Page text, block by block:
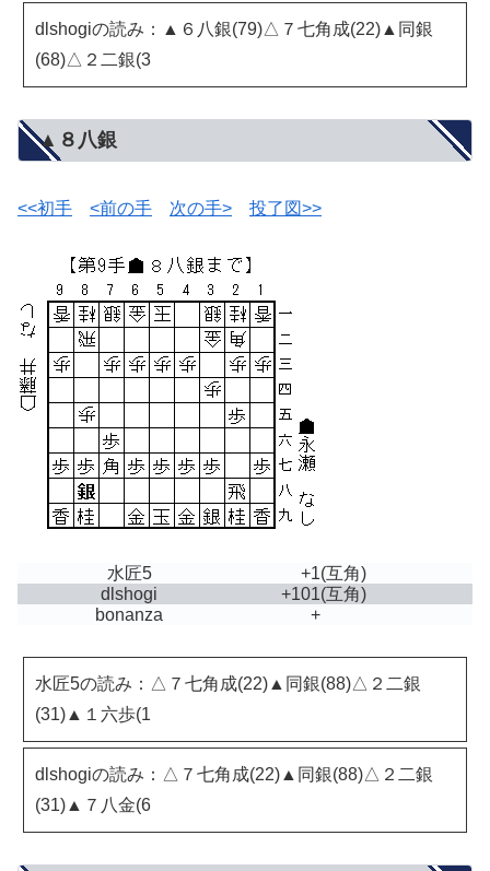
dlshogiの読み：▲６八銀(79)△７七角成(22)▲同銀
(68)△２二銀(3
▲８八銀
<<初手 <前の手 次の手> 投了図>>
水匠5 +1(互角)
dlshogi
+101(互角)
bonanza
+
水匠5の読み：△７七角成(22)▲同銀(88)△２二銀
(31)▲１六歩(1
dlshogiの読み：△７七角成(22)▲同銀(88)△２二銀
(31)▲７八金(6